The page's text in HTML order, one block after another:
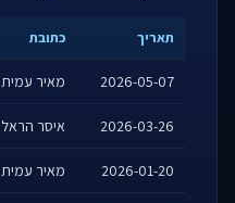
תאריך כתובת
2026-05-07 מאיר עמית 3
2026-03-26 איסר הראל 2
2026-01-20 מאיר עמית 7